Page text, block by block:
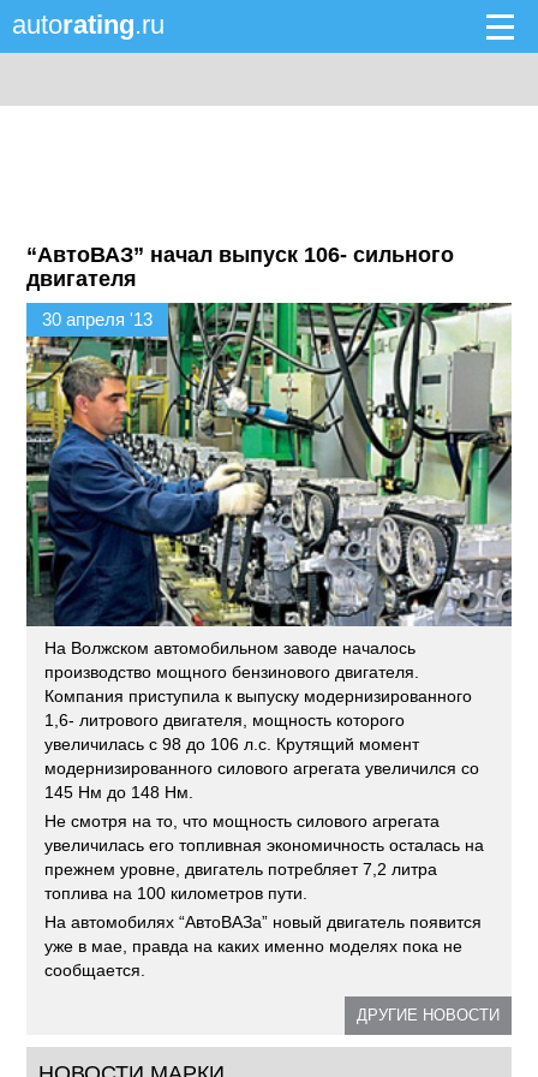
autorating.ru
“АвтоВАЗ” начал выпуск 106- сильного
двигателя
30 апреля '13
На Волжском автомобильном заводе началось
производство мощного бензинового двигателя.
Компания приступила к выпуску модернизированного
1,6- литрового двигателя, мощность которого
увеличилась с 98 до 106 л.с. Крутящий момент
модернизированного силового агрегата увеличился со
145 Нм до 148 Нм.
Не смотря на то, что мощность силового агрегата
увеличилась его топливная экономичность осталась на
прежнем уровне, двигатель потребляет 7,2 литра
топлива на 100 километров пути.
На автомобилях “АвтоВАЗа” новый двигатель появится
уже в мае, правда на каких именно моделях пока не
сообщается.
ДРУГИЕ НОВОСТИ